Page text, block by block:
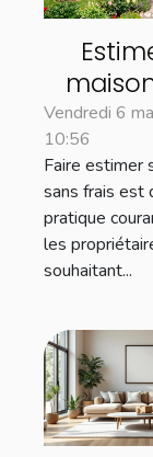
frais :
Vendredi 6
10:56
Faire estimer
sans frais est
pratique
les
souhaitant...